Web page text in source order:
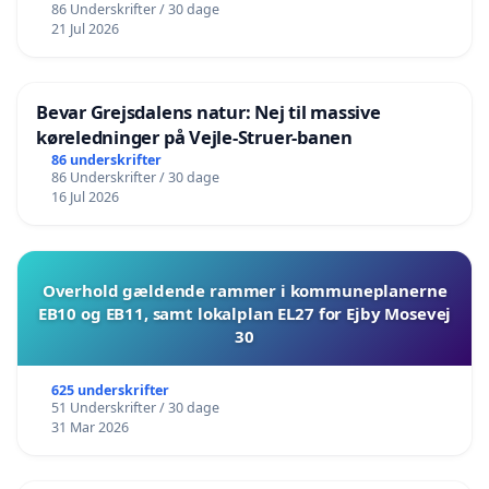
86 Underskrifter / 30 dage
21 Jul 2026
Bevar Grejsdalens natur: Nej til massive
køreledninger på Vejle-Struer-banen
86 underskrifter
86 Underskrifter / 30 dage
16 Jul 2026
Overhold gældende rammer i kommuneplanerne
EB10 og EB11, samt lokalplan EL27 for Ejby Mosevej
30
625 underskrifter
51 Underskrifter / 30 dage
31 Mar 2026